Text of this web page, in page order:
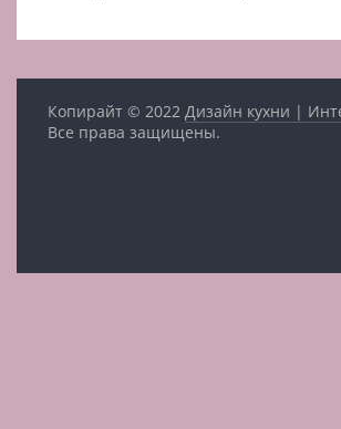
Копирайт © 2022 Дизайн кухни |
Все права защищены.